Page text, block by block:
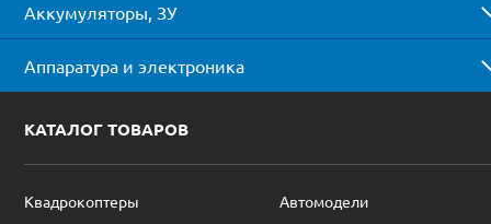
Аккумуляторы, ЗУ
Аппаратура и электроника
КАТАЛОГ ТОВАРОВ
Квадрокоптеры
Автомодели